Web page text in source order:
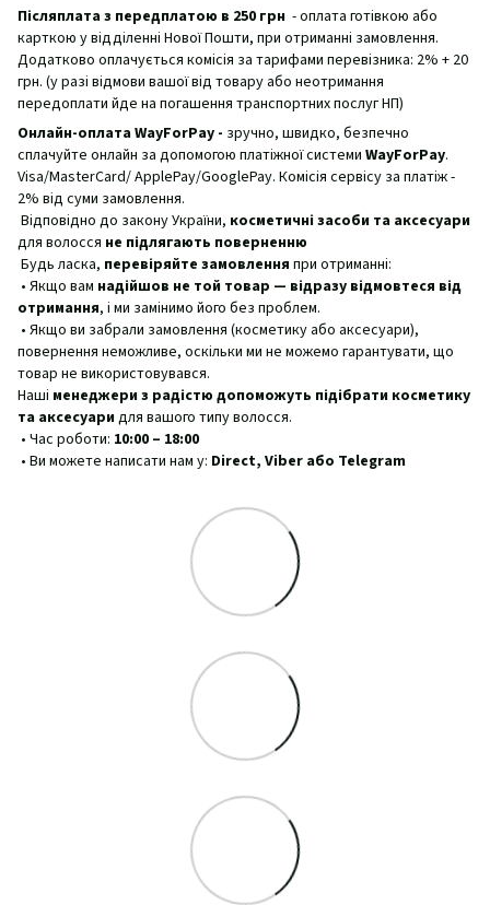
Післяплата з передплатою в 250 грн - оплата готівкою або
карткою у відділенні Нової Пошти, при отриманні замовлення.
Додатково оплачується комісія за тарифами перевізника: 2% + 20
грн. (у разі відмови вашої від товару або неотримання
передоплати йде на погашення транспортних послуг НП)
Онлайн-оплата WayForPay - зручно, швидко, безпечно
сплачуйте онлайн за допомогою платіжної системи WayForPay.
Visa/MasterCard/ ApplePay/GooglePay. Комісія сервісу за платіж -
2% від суми замовлення.
Відповідно до закону України, косметичні засоби та аксесуари
для волосся не підлягають поверненню
Будь ласка, перевіряйте замовлення при отриманні:
• Якщо вам надійшов не той товар — відразу відмовтеся від
отримання, і ми замінимо його без проблем.
• Якщо ви забрали замовлення (косметику або аксесуари),
повернення неможливе, оскільки ми не можемо гарантувати, що
товар не використовувався.
Наші менеджери з радістю допоможуть підібрати косметику
та аксесуаридля вашого типу волосся.
• Час роботи: 10:00 – 18:00
• Ви можете написати нам у: Direct, Viber або Telegram